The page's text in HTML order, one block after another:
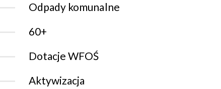
Odpady komunalne
60+
Dotacje WFOŚ
Aktywizacja